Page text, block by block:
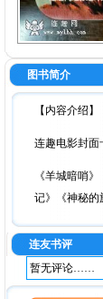
图书简介
【内容介绍】
连趣电影封面
《羊城暗哨
记》《神秘的
连友书评
暂无评论……